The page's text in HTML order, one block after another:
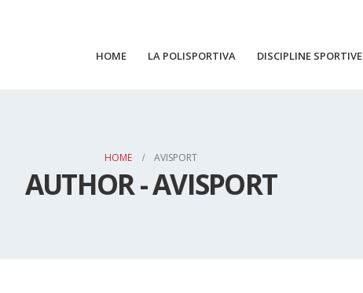
HOME LA POLISPORTIVA DISCIPLINE SPORTIVE
HOME AVISPORT
AUTHOR - AVISPORT